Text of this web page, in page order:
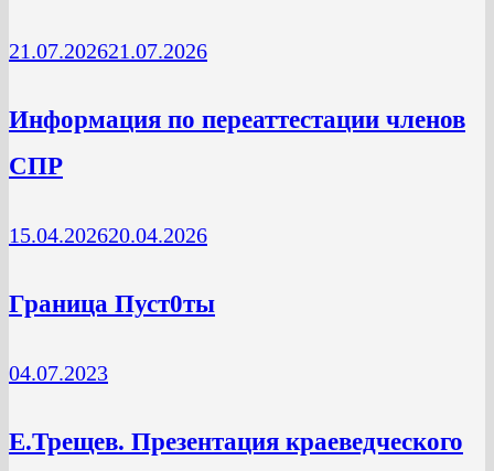
21.07.202621.07.2026
Информация по переаттестации членов
СПР
15.04.202620.04.2026
Граница Пуст0ты
04.07.2023
Е.Трещев. Презентация краеведческого